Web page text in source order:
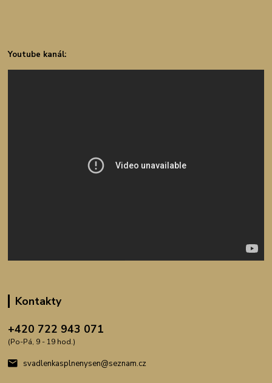
Youtube kanál:
Kontakty
+420 722 943 071
(Po-Pá, 9 - 19 hod.)
svadlenkasplnenysen@seznam.cz